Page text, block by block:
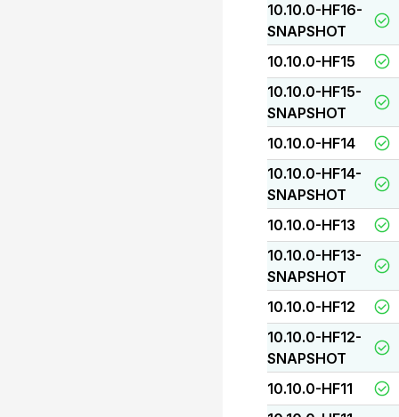
10.10.0-HF16-
SNAPSHOT
10.10.0-HF15
10.10.0-HF15-
SNAPSHOT
10.10.0-HF14
10.10.0-HF14-
SNAPSHOT
10.10.0-HF13
10.10.0-HF13-
SNAPSHOT
10.10.0-HF12
10.10.0-HF12-
SNAPSHOT
10.10.0-HF11